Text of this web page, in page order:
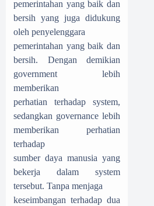
pemerintahan yang baik dan
bersih yang juga didukung
oleh penyelenggara
pemerintahan yang baik dan
bersih. Dengan demikian
government lebih
memberikan
perhatian terhadap system,
sedangkan governance lebih
memberikan perhatian
terhadap
sumber daya manusia yang
bekerja dalam system
tersebut. Tanpa menjaga
keseimbangan terhadap dua